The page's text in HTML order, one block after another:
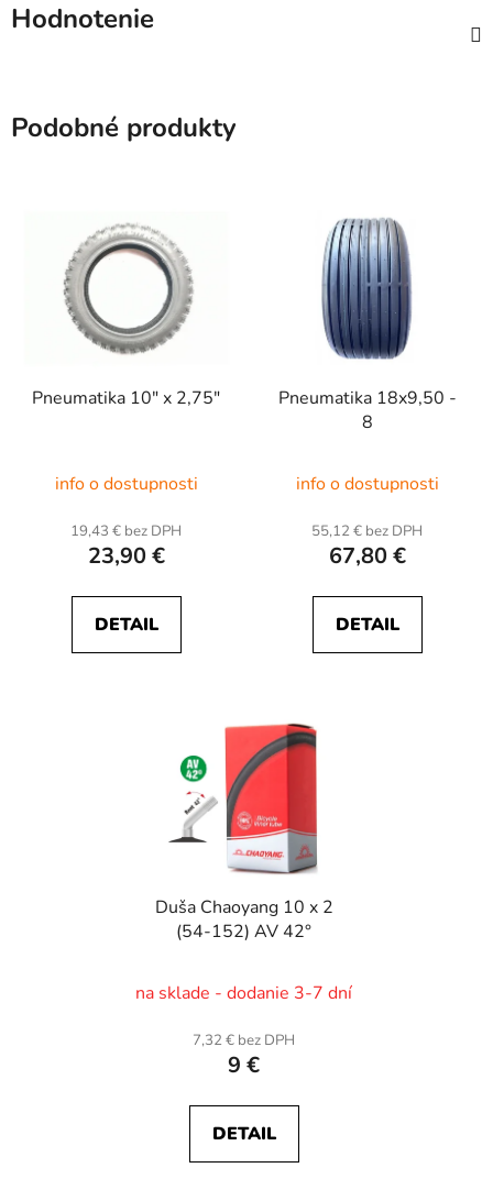
Hodnotenie
Podobné produkty
Pneumatika 10" x 2,75"
hodnotenie
produktu
je
z
info o dostupnosti
19,43 € bez DPH
23,90 €
DETAIL
Pneumatika 18x9,50 -
8
info o dostupnosti
55,12 € bez DPH
67,80 €
DETAIL
Duša Chaoyang 10 x 2
(54-152) AV 42°
na sklade - dodanie 3-7 dní
7,32 € bez DPH
9 €
DETAIL